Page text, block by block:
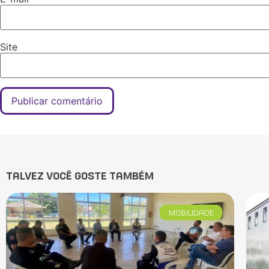
Site
TALVEZ VOCÊ GOSTE TAMBÉM
MOBILIDADE